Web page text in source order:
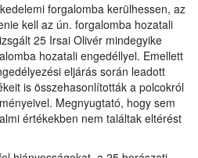
forgalomba kerülhessen, az
kell az ún. forgalomba hozatali
25 Irsai Olivér mindegyike
hozatali engedéllyel. Emellett
eljárás során leadott
is összehasonlították a polcokról
Megnyugtató, hogy sem
értékekben nem találtak eltérést